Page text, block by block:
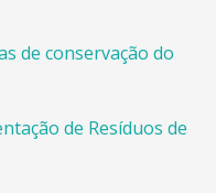
de conservação do
de Resíduos de